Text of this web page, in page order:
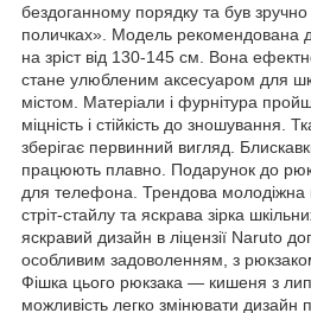
бездоганному порядку та був
поличках». Модель рекомендована
на зріст від 130-145 см. Вона
стане улюбленим аксесуаром для
містом. Матеріали і фурнітура
міцність і стійкість до зношування.
зберігає первинний вигляд.
працюють плавно. Подарунок до
для телефона. Трендова молодіжна
стріт-стайлу та яскрава зірка
яскравий дизайн в ліцензії Naruto
особливим задоволенням, з
Фішка цього рюкзака — кишеня з
можливість легко змінювати дизайн